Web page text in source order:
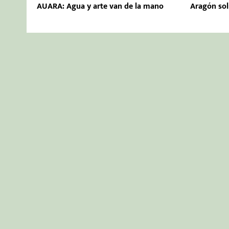
AUARA: Agua y arte van de la mano Aragón